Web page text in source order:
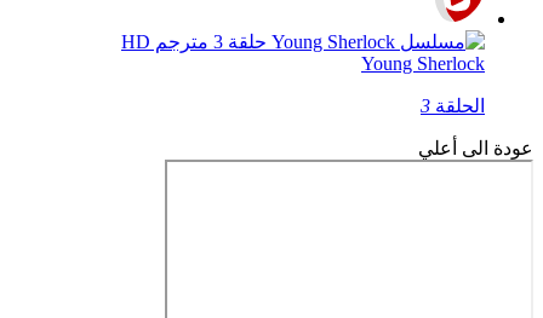
Young Sherlock
الحلقة 3
عودة الى أعلي